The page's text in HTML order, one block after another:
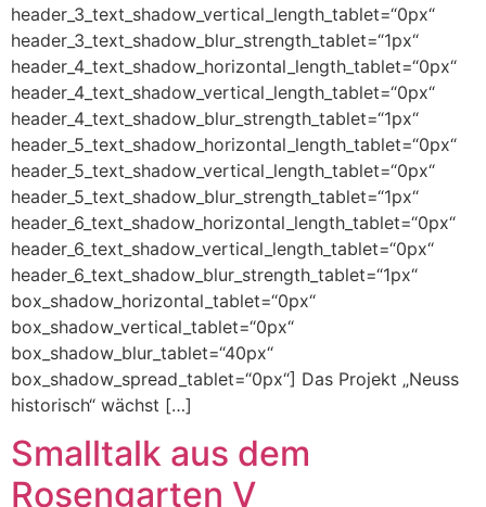
header_3_text_shadow_vertical_length_tablet=“0px“
header_3_text_shadow_blur_strength_tablet=“1px“
header_4_text_shadow_horizontal_length_tablet=“0px“
header_4_text_shadow_vertical_length_tablet=“0px“
header_4_text_shadow_blur_strength_tablet=“1px“
header_5_text_shadow_horizontal_length_tablet=“0px“
header_5_text_shadow_vertical_length_tablet=“0px“
header_5_text_shadow_blur_strength_tablet=“1px“
header_6_text_shadow_horizontal_length_tablet=“0px“
header_6_text_shadow_vertical_length_tablet=“0px“
header_6_text_shadow_blur_strength_tablet=“1px“
box_shadow_horizontal_tablet=“0px“
box_shadow_vertical_tablet=“0px“
box_shadow_blur_tablet=“40px“
box_shadow_spread_tablet=“0px“] Das Projekt „Neuss
historisch“ wächst […]
Smalltalk aus dem
Rosengarten V